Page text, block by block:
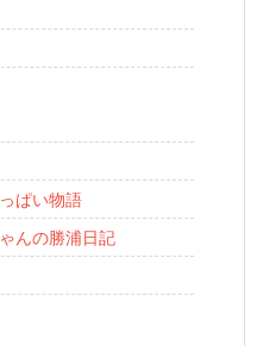
ぱい物語
んの勝浦日記